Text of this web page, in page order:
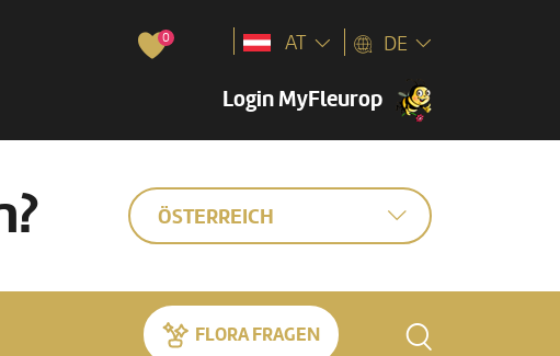
0
Login MyFleurop
AT DE
ÖSTERREICH
FLORA FRAGEN